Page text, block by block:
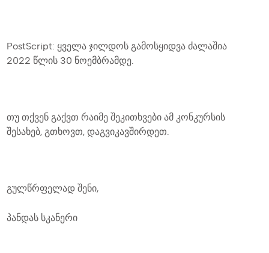
PostScript: ყველა ჯილდოს გამოსყიდვა ძალაშია
2022 წლის 30 ნოემბრამდე.
თუ თქვენ გაქვთ რაიმე შეკითხვები ამ კონკურსის
შესახებ, გთხოვთ, დაგვიკავშირდეთ.
გულწრფელად შენი,
პანდას სკანერი